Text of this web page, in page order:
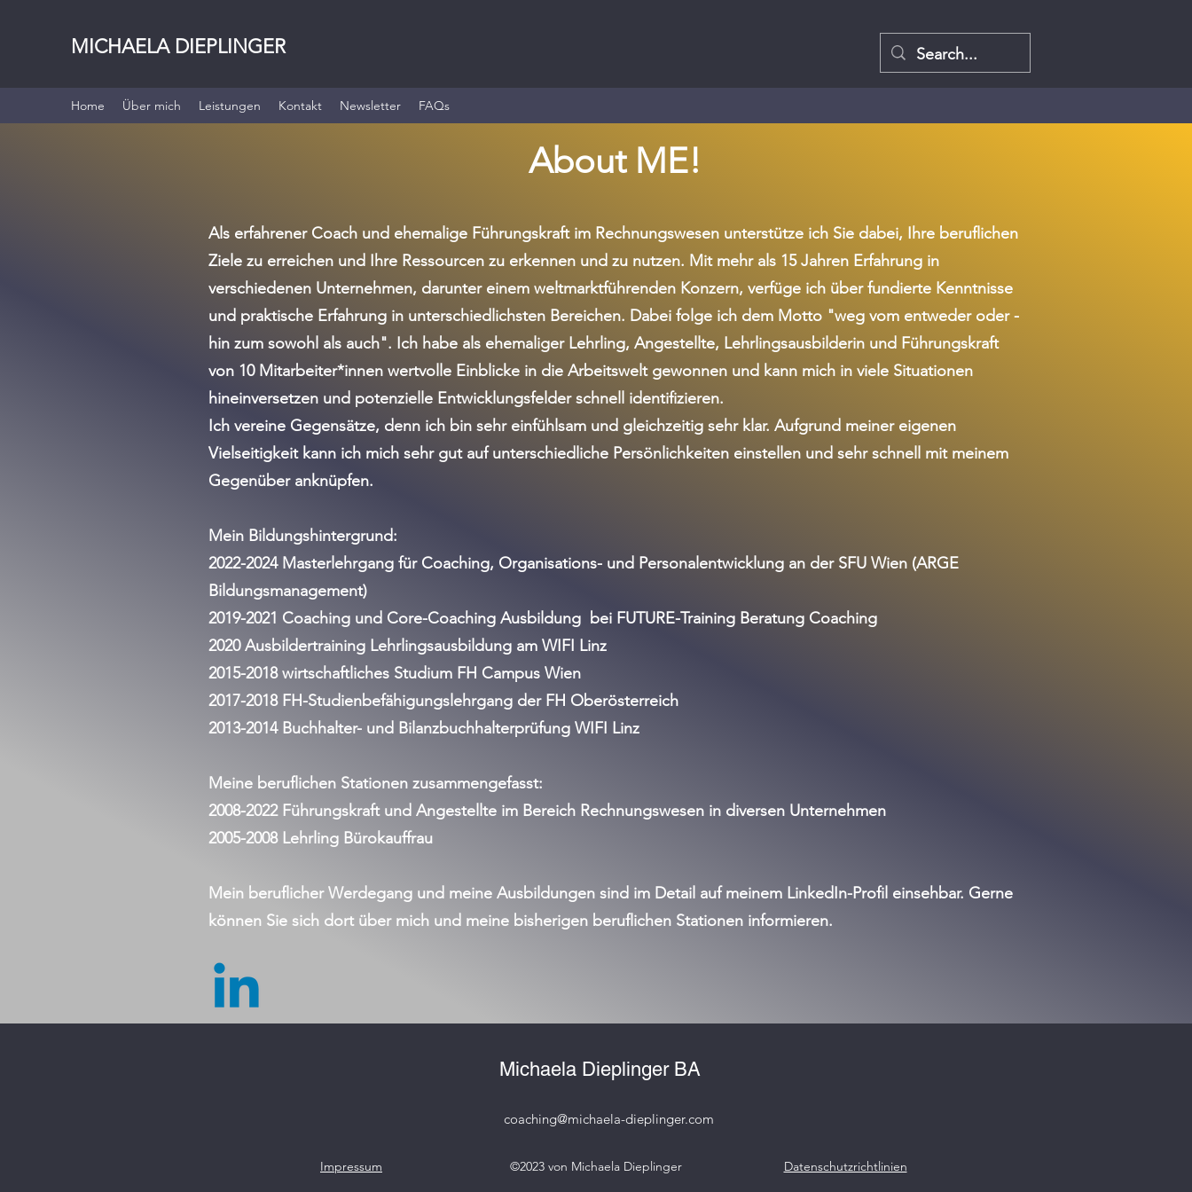
MICHAELA DIEPLINGER
Home Über mich Leistungen Kontakt Newsletter FAQs
About ME!
Als erfahrener Coach und ehemalige Führungskraft im Rechnungswesen unterstütze ich Sie dabei, Ihre beruflichen
Ziele zu erreichen und Ihre Ressourcen zu erkennen und zu nutzen. Mit mehr als 15 Jahren Erfahrung in
verschiedenen Unternehmen, darunter einem weltmarktführenden Konzern, verfüge ich über fundierte Kenntnisse
und praktische Erfahrung in unterschiedlichsten Bereichen. Dabei folge ich dem Motto "weg vom entweder oder -
hin zum sowohl als auch". Ich habe als ehemaliger Lehrling, Angestellte, Lehrlingsausbilderin und Führungskraft
von 10 Mitarbeiter*innen wertvolle Einblicke in die Arbeitswelt gewonnen und kann mich in viele Situationen
hineinversetzen und potenzielle Entwicklungsfelder schnell identifizieren.
Ich vereine Gegensätze, denn ich bin sehr einfühlsam und gleichzeitig sehr klar. Aufgrund meiner eigenen
Vielseitigkeit kann ich mich sehr gut auf unterschiedliche Persönlichkeiten einstellen und sehr schnell mit meinem
Gegenüber anknüpfen.
Mein Bildungshintergrund:
2022-2024 Masterlehrgang für Coaching, Organisations- und Personalentwicklung an der SFU Wien (ARGE
Bildungsmanagement)
2019-2021 Coaching und Core-Coaching Ausbildung bei FUTURE-Training Beratung Coaching
2020 Ausbildertraining Lehrlingsausbildung am WIFI Linz
2015-2018wirtschaftliches Studium FH Campus Wien
2017-2018 FH-Studienbefähigungslehrgang der FH Oberösterreich
2013-2014 Buchhalter- und Bilanzbuchhalterprüfung WIFI Linz
Meine beruflichen Stationen zusammengefasst:
2008-2022 Führungskraft und Angestellte im Bereich Rechnungswesen in diversen Unternehmen
2005-2008 Lehrling Bürokauffrau
Mein beruflicher Werdegang und meine Ausbildungen sind im Detail auf meinem LinkedIn-Profil einsehbar. Gerne
können Sie sich dort über mich und meine bisherigen beruflichen Stationen informieren.
Michaela Dieplinger BA
coaching@michaela-dieplinger.com
Impressum ©2023 von Michaela Dieplinger Datenschutzrichtlinien